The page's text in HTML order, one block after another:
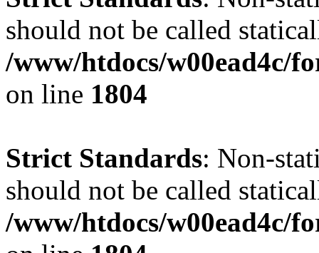
should not be called
/www/htdocs/w00ead4c/
on line 1804
Strict Standards: Non-
should not be called
/www/htdocs/w00ead4c/